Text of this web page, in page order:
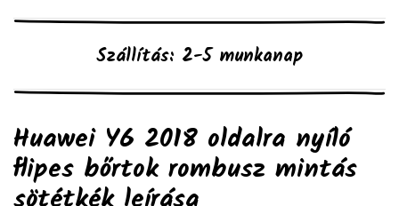
Szállítás: 2-5 munkanap
Huawei Y6 2018 oldalra nyíló
flipes bőrtok rombusz mintás